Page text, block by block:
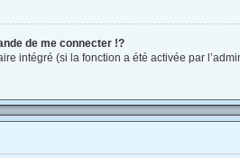
de me connecter !?
intégré (si la fonction a été activée par